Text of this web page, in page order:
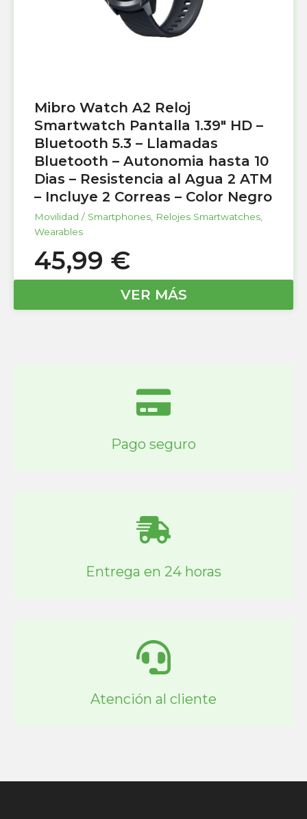
Mibro Watch A2 Reloj
Smartwatch Pantalla 1.39″ HD –
Bluetooth 5.3 – Llamadas
Bluetooth – Autonomia hasta 10
Dias – Resistencia al Agua 2 ATM
– Incluye 2 Correas – Color Negro
Movilidad / Smartphones Relojes Smartwatches
Wearables
45,99 €
VER MÁS
Pago seguro
Entrega en 24 horas
Atención al cliente